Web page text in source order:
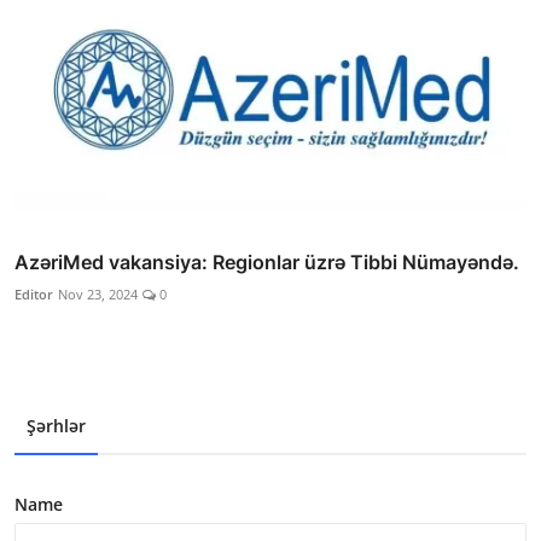
AzəriMed vakansiya: Regionlar üzrə Tibbi Nümayəndə.
Editor Nov 23, 2024 0
Şərhlər
Name